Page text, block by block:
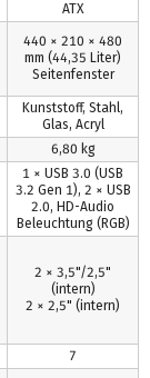
ATX
440 × 210 × 480
mm (44,35 Liter)
Seitenfenster
Kunststoff, Stahl,
Glas, Acryl
6,80 kg
1 × USB 3.0 (USB
3.2 Gen 1), 2 × USB
2.0, HD-Audio
Beleuchtung (RGB)
2 × 3,5"/2,5"
(intern)
2 × 2,5" (intern)
7